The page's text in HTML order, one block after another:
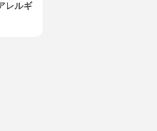
レルギ